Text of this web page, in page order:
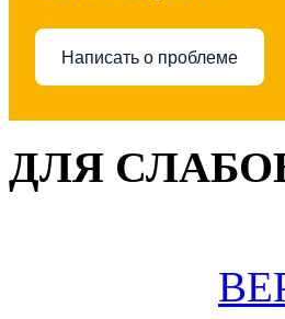
Написать о проблеме
ДЛЯ